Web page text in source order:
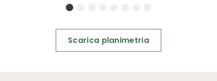
Scarica planimetria